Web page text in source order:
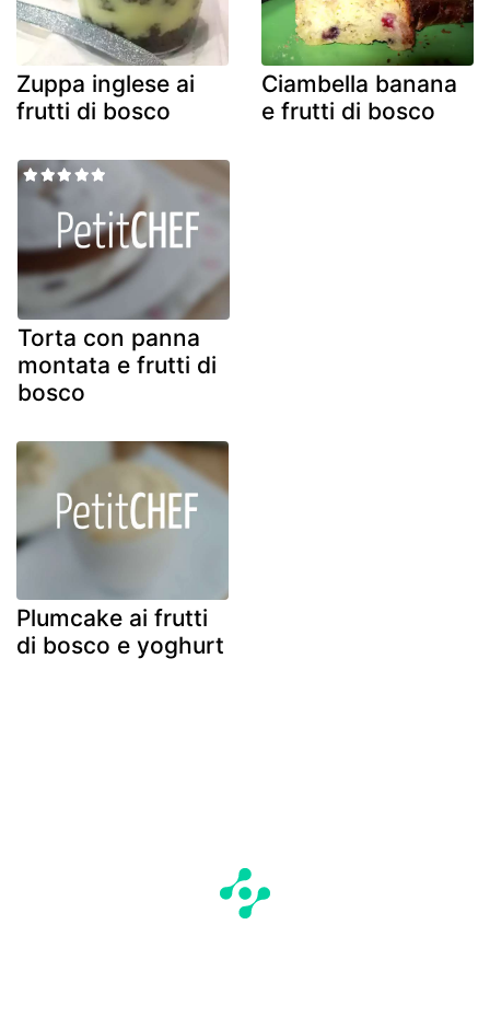
Zuppa inglese ai
frutti di bosco
Ciambella banana
e frutti di bosco
Torta con panna
montata e frutti di
bosco
Plumcake ai frutti
di bosco e yoghurt